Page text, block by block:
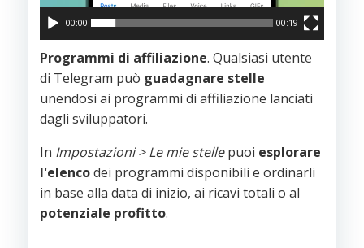
00:00 00:19
Programmi di affiliazione. Qualsiasi utente
di Telegram può guadagnare stelle
unendosi ai programmi di affiliazione lanciati
dagli sviluppatori.
In Impostazioni > Le mie stellepuoi esplorare
l'elencodei programmi disponibili e ordinarli
in base alla data di inizio, ai ricavi totali o al
potenziale profitto.